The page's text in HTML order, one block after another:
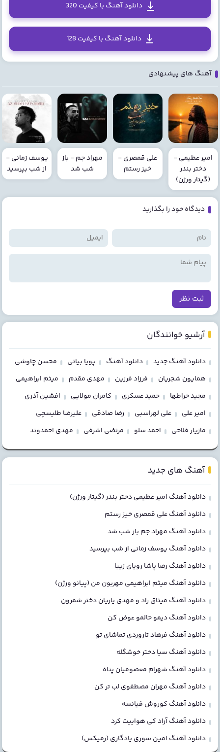
دانلود آهنگ با کیفیت 320
دانلود آهنگ با کیفیت 128
آهنگ های پیشنهادی
امیر عظیمی -
دختر بندر
(گیتار ورژن)
علی قمصری -
خیز رستم
مهراد جم - باز
شب شد
یوسف زمانی -
از شب بپرسید
دیدگاه خود را بگذارید
ثبت نظر
آرشیو خوانندگان
دانلود آهنگ جدید دانلود آهنگ پویا بیاتی
محسن چاوشی
همایون شجریان
فرزاد فرزین مهدی مقدم
میثم ابراهیمی
مجید خراطها
حمید عسکری کامران مولایی
افشین آذری
امیر علی
علی لهراسبی رضا صادقی
علیرضا طلیسچی
مازیار فلاحی
احمد سلو مرتضی اشرفی مهدی احمدوند
آهنگ های جدید
دانلود آهنگ امیر عظیمی دختر بندر (گیتار ورژن)
دانلود آهنگ علی قمصری خیز رستم
دانلود آهنگ مهراد جم باز شب شد
دانلود آهنگ یوسف زمانی از شب بپرسید
دانلود آهنگ رضا پاشا رویای زیبا
دانلود آهنگ میثم ابراهیمی مهربون من (پیانو ورژن)
دانلود آهنگ میثاق راد و مهدی یاریان دختر شمرون
دانلود آهنگ دیمو حالمو عوض کن
دانلود آهنگ فرهاد تاروردی تماشای تو
دانلود آهنگ سیا دختر خوشگله
دانلود آهنگ شهرام معصومیان پناه
دانلود آهنگ مهران مصطفوی لب تر کن
دانلود آهنگ کوروش فیانسه
دانلود آهنگ آراد کی هواییت کرد
دانلود آهنگ امین سوری یادگاری (رمیکس)